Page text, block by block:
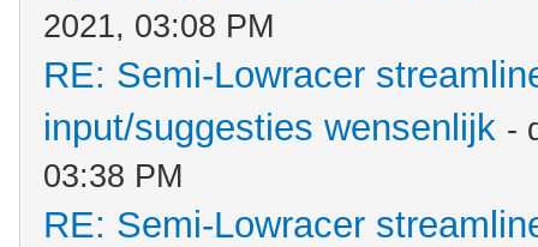
2021, 03:08 PM
RE: Semi-Lowracer
input/suggesties wensenlijk -
03:38 PM
RE: Semi-Lowracer